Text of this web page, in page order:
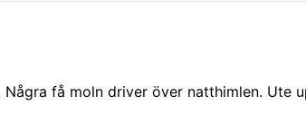
få moln driver över natthimlen. Ute